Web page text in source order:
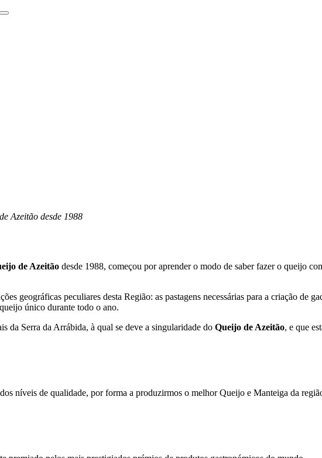
Azeitão desde 1988
de Azeitão desde 1988, começou por aprender o modo de saber fazer o queijo
geográficas peculiares desta Região: as pastagens necessárias para a criação de
único durante todo o ano.
da Serra da Arrábida, à qual se deve a singularidade do Queijo de Azeitão, e que
níveis de qualidade, por forma a produzirmos o melhor Queijo e Manteiga da